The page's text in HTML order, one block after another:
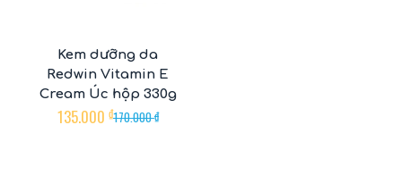
Kem dưỡng da
Redwin Vitamin E
Cream Úc hộp 330g
170.000₫
135.000 ₫